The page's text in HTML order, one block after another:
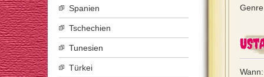
Spanien
Tschechien
Tunesien
Türkei